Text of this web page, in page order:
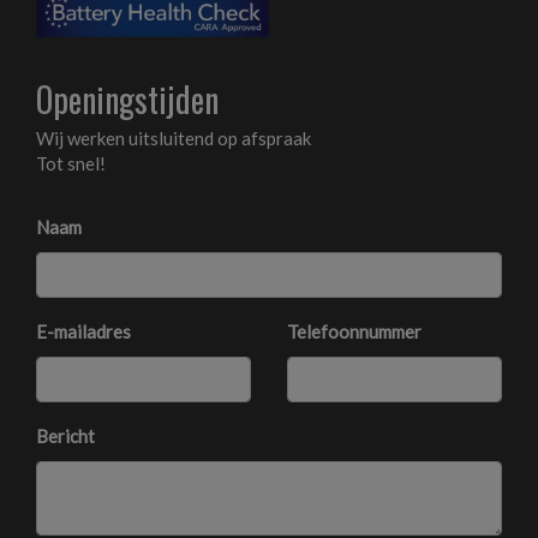
Led dagrijverlichting
Lichtmetalen velgen 20"
Metaalkleur
Panoramadak
Parkeersensor achter
Parkeersensor voor
Interieur
Achterbank in delen neerklapbaar
Airco automatisch
Openingstijden
Wij werken uitsluitend op afspraak
Tot snel!
Naam
E-mailadres Telefoonnummer
Bericht